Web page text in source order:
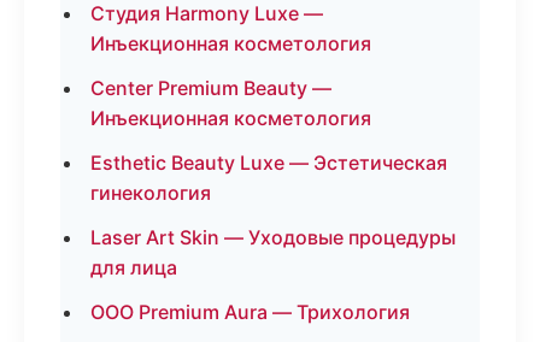
Студия Harmony Luxe —
Инъекционная косметология
Center Premium Beauty —
Инъекционная косметология
Esthetic Beauty Luxe — Эстетическая
гинекология
Laser Art Skin — Уходовые процедуры
для лица
ООО Premium Aura — Трихология